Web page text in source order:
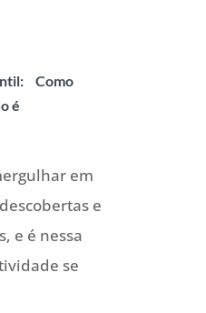
Como
é
em
e
e é nessa
se